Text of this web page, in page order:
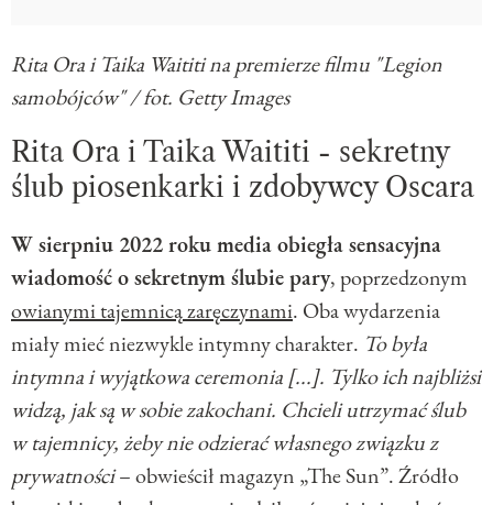
Rita Ora i Taika Waititi na premierze filmu "Legion
samobójców"/ fot. Getty Images
Rita Ora i Taika Waititi - sekretny
ślub piosenkarki i zdobywcy Oscara
W sierpniu 2022 roku media obiegła sensacyjna
wiadomość o sekretnym ślubie pary, poprzedzonym
owianymi tajemnicą zaręczynami. Oba wydarzenia
miały mieć niezwykle intymny charakter. To była
intymna i wyjątkowa ceremonia [...]. Tylko ich najbliżsi
widzą, jak są w sobie zakochani. Chcieli utrzymać ślub
w tajemnicy, żeby nie odzierać własnego związku z
prywatności– obwieścił magazyn „The Sun”. Źródło